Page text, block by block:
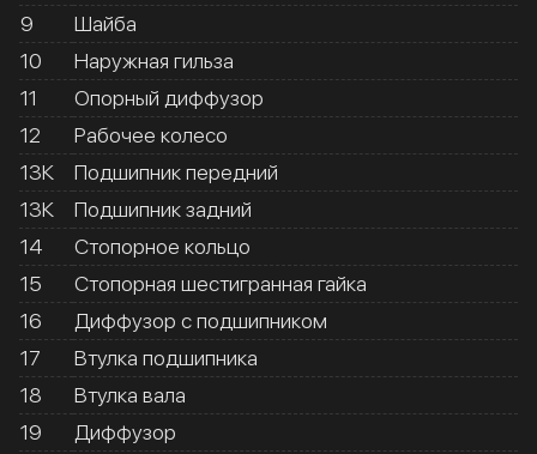
9
Шайба
10
Наружная гильза
11
Опорный диффузор
12
Рабочее колесо
13К
Подшипник передний
13К
Подшипник задний
14
Стопорное кольцо
15
Стопорная шестигранная гайка
16
Диффузор с подшипником
17
Втулка подшипника
18
Втулка вала
19
Диффузор